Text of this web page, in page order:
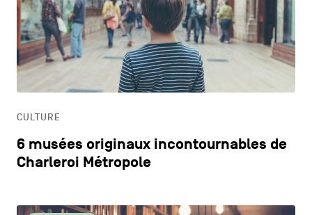
CULTURE
6 musées originaux incontournables de
Charleroi Métropole